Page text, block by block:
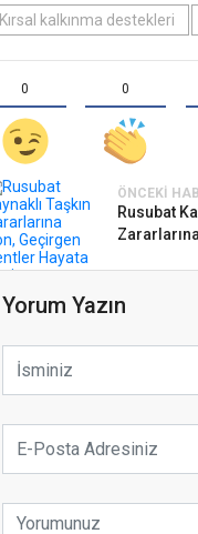
Kırsal kalkınma destekleri
0 0
ÖNCEKI
Rusubat
Yorum Yazın